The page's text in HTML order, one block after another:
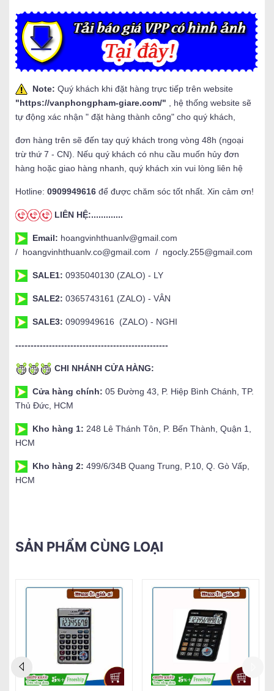
Note: Quý khách khi đặt hàng trực tiếp trên website
"https://vanphongpham-giare.com/"
, hệ thống website sẽ
tự động xác nhận " đặt hàng thành công" cho quý khách,
đơn hàng trên sẽ đến tay quý khách trong vòng 48h (ngoại
trừ thứ 7 - CN). Nếu quý khách có nhu cầu muốn hủy đơn
hàng hoặc giao hàng nhanh, quý khách xin vui lòng liên hệ
Hotline: 0909949616 để được chăm sóc tốt nhất. Xin cảm ơn!
LIÊN HỆ:.............
Email: hoangvinhthuanlv@gmail.com
/ hoangvinhthuanlv.co@gmail.com / ngocly.255@gmail.com
SALE1: 0935040130 (ZALO) - LY
SALE2: 0365743161 (ZALO) - VÂN
SALE3: 0909949616 (ZALO) - NGHI
--------------------------------------------------
CHI NHÁNH CỬA HÀNG:
Cửa hàng chính: 05 Đường 43, P. Hiệp Bình Chánh, TP.
Thủ Đức, HCM
Kho hàng 1: 248 Lê Thánh Tôn, P. Bến Thành, Quận 1,
HCM
Kho hàng 2: 499/6/34B Quang Trung, P.10, Q. Gò Vấp,
HCM
SẢN PHẨM CÙNG LOẠI